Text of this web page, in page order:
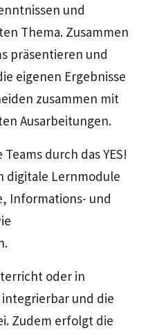
und
Thema. Zusammen
präsentieren und
eigenen Ergebnisse
zusammen mit
Ausarbeitungen.
durch das YES!
digitale Lernmodule
Informations- und
oder in
und die
Zudem erfolgt die